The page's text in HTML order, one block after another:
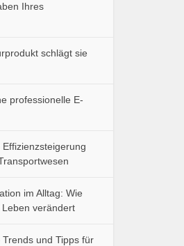
Ihres
schlägt sie
professionelle E-
im Alltag: Wie
verändert
und Tipps für